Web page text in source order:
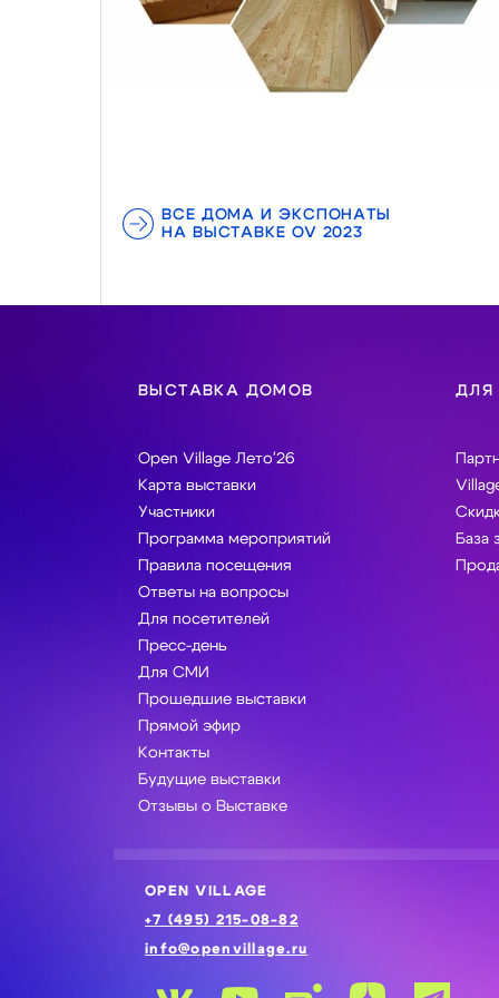
ВСЕ ДОМА И ЭКСПОНАТЫ
НА ВЫСТАВКЕ OV 2023
ВЫСТАВКА ДОМОВ
Open Village Лето'26
Карта выставки
Участники
Программа мероприятий
Правила посещения
Ответы на вопросы
Для посетителей
Пресс-день
Для СМИ
Прошедшие выставки
Прямой эфир
Контакты
Будущие выставки
Отзывы о Выставке
ДЛЯ
База
OPEN VILLAGE
+7 (495) 215-08-82
info@openvillage.ru